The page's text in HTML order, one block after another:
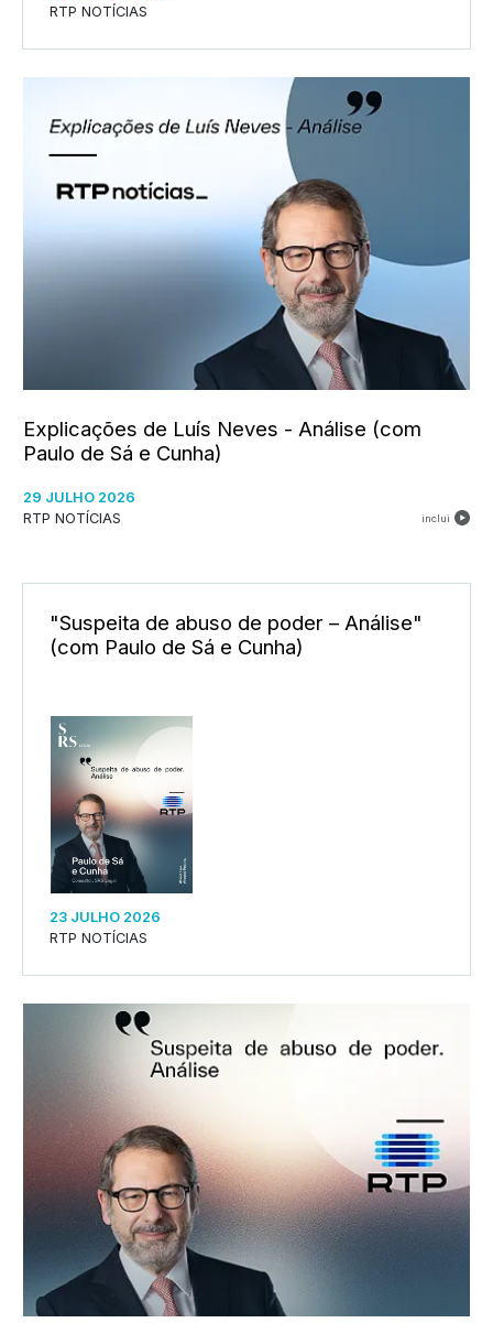
RTP NOTÍCIAS
Explicações de Luís Neves - Análise (com
Paulo de Sá e Cunha)
29 JULHO 2026
RTP NOTÍCIAS
inclui
"Suspeita de abuso de poder – Análise"
(com Paulo de Sá e Cunha)
23 JULHO 2026
RTP NOTÍCIAS